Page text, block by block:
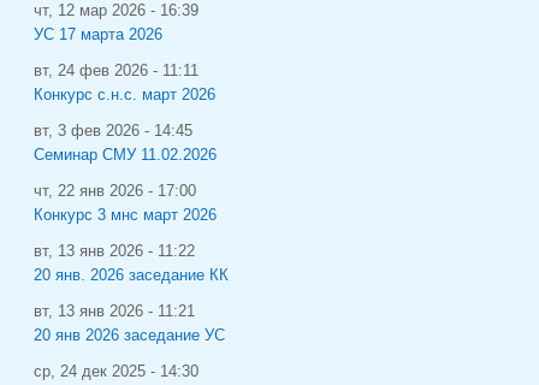
чт, 12 мар 2026 - 16:39
УС 17 марта 2026
вт, 24 фев 2026 - 11:11
Конкурс с.н.с. март 2026
вт, 3 фев 2026 - 14:45
Семинар СМУ 11.02.2026
чт, 22 янв 2026 - 17:00
Конкурс 3 мнс март 2026
вт, 13 янв 2026 - 11:22
20 янв. 2026 заседание КК
вт, 13 янв 2026 - 11:21
20 янв 2026 заседание УС
ср, 24 дек 2025 - 14:30